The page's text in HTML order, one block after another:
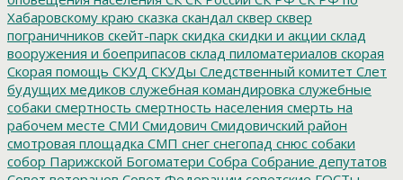
Хабаровскому краю сказка скандал сквер сквер
пограничников скейт-парк скидка скидки и акции склад
вооружения и боеприпасов склад пиломатериалов скорая
Скорая помощь СКУД СКУДы Следственный комитет Слет
будущих медиков служебная командировка служебные
собаки смертность смертность населения смерть на
рабочем месте СМИ Смидович Смидовичский район
смотровая площадка СМП снег снегопад снюс собаки
собор Парижской Богоматери Собра Собрание депутатов